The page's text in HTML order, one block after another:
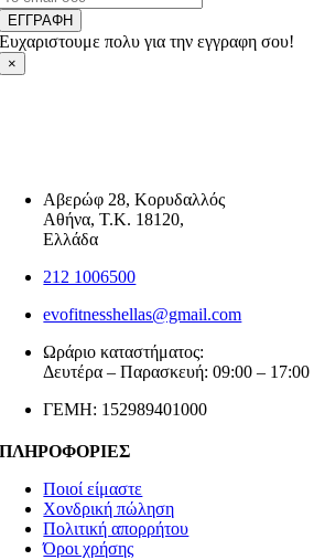
ΕΓΓΡΑΦΗ
Ευχαριστουμε πολυ για την εγγραφη σου!
×
Αβερώφ 28, Κορυδαλλός
Αθήνα, Τ.Κ. 18120,
Ελλάδα
212 1006500
evofitnesshellas@gmail.com
Ωράριο καταστήματος:
Δευτέρα – Παρασκευή: 09:00 – 17:00
ΓΕΜΗ: 152989401000
ΠΛΗΡΟΦΟΡΙΕΣ
Ποιοί είμαστε
Χονδρική πώληση
Πολιτική απορρήτου
Όροι χρήσης